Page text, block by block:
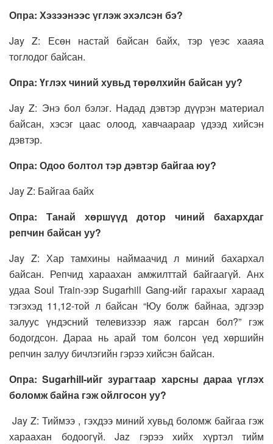
Опра: Хэзээнээс үглэж эхэлсэн бэ?
Jay Z: Есөн настай байсан байх, тэр үеэс хааяа
тоглодог байсан.
Опра: Үглэх чиний хувьд төрөлхийн байсан уу?
Jay Z: Энэ бол бэлэг. Надад дэвтэр дүүрэн материал
байсан, хэсэг цаас олоод, хавчаараар үдээд хийсэн
дэвтэр.
Опра: Одоо болтол тэр дэвтэр байгаа юу?
Jay Z: Байгаа байх
Опра: Танай хөршүүд дотор чиний бахархдаг
репчин байсан уу?
Jay Z: Хар тамхины наймаачид л миний бахархал
байсан. Репчид хараахан амжилттай байгаагүй. Анх
удаа Soul Train-ээр Sugarhill Gang-ийг гарахыг хараад
тэгэхэд 11,12-той л байсан “Юу болж байнаа, эдгээр
залуус үндэсний телевизээр яаж гарсан бол?” гэж
бодогдсон. Дараа нь арай том болсон үед хөршийн
репчин залуу бичлэгийн гэрээ хийсэн байсан.
Опра: Sugarhill-ийг зурагтаар харсны дараа үглэх
боломж байна гэж ойлгосон уу?
Jay Z: Тиймээ , гэхдээ миний хувьд боломж байгаа гэж
хараахан бодоогүй. Jaz гэрээ хийх хүртэл тийм